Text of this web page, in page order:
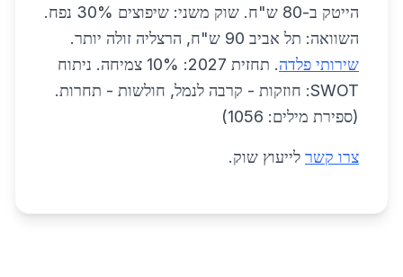
הייטק ב-80 ש"ח. שוק משני: שיפוצים 30% נפח.
השוואה: תל אביב 90 ש"ח, הרצליה זולה יותר.
שירותי פלדה
. תחזית 2027: 10% צמיחה. ניתוח
SWOT: חוזקות - קרבה לנמל, חולשות - תחרות.
(ספירת מילים: 1056)
צרו קשר לייעוץ שוק.